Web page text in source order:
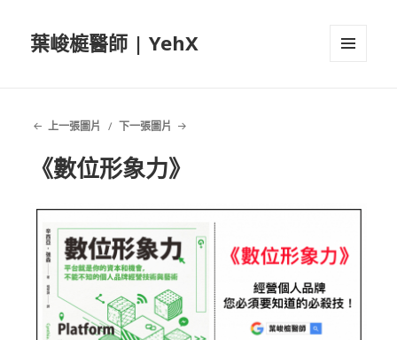
葉峻榳醫師 | YehX
上一張圖片 下一張圖片
《數位形象力》